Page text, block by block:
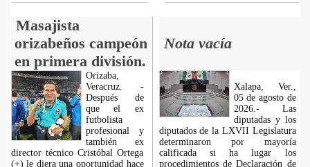
Masajista
orizabeños campeón
en primera división.
Nota vacía
Orizaba,
Veracruz. -
Después de
que el ex
futbolista
profesional y
también ex
director técnico Cristóbal Ortega
(+) le diera una oportunidad hace
Xalapa, Ver.,
05 de agosto de
2026.- Las
diputadas y los
diputados de la LXVII Legislatura
determinaron por mayoría
calificada si ha lugar los
procedimientos de Declaración de